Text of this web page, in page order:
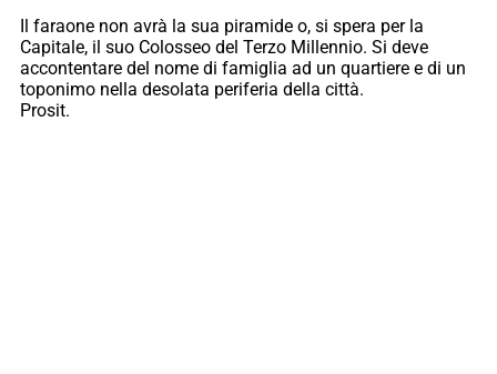
Il faraone non avrà la sua piramide o, si spera per la
Capitale, il suo Colosseo del Terzo Millennio. Si deve
accontentare del nome di famiglia ad un quartiere e di un
toponimo nella desolata periferia della città.
Prosit.